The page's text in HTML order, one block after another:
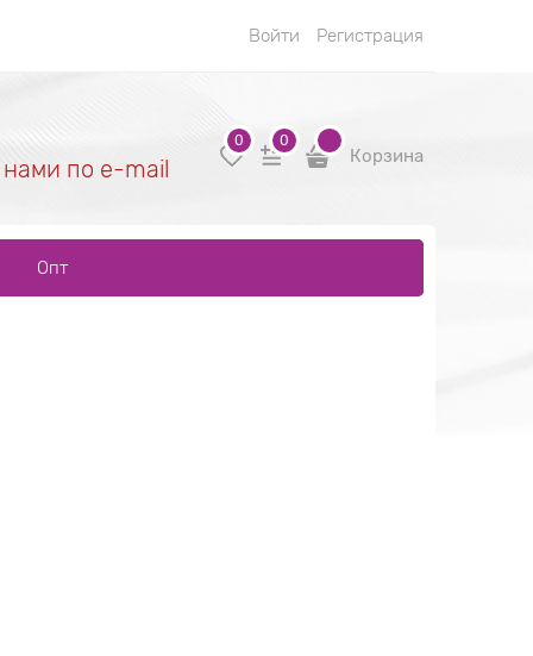
Войти Регистрация
нами по e-mail
0 0
Корзина
Опт